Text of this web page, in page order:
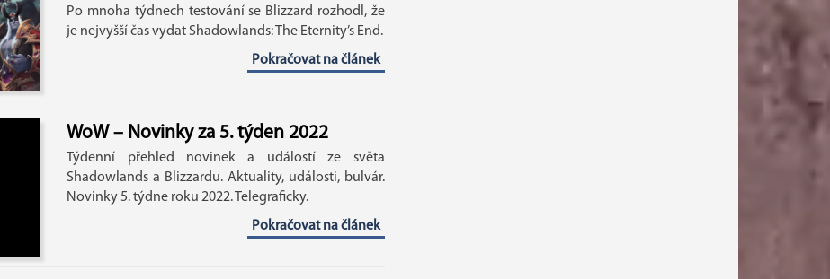
Po mnoha týdnech testování se Blizzard rozhodl, že
je nejvyšší čas vydat Shadowlands: The Eternity’s End.
Pokračovat na článek
WoW – Novinky za 5. týden 2022
Týdenní přehled novinek a událostí ze světa
Shadowlands a Blizzardu. Aktuality, události, bulvár.
Novinky 5. týdne roku 2022. Telegraficky.
Pokračovat na článek